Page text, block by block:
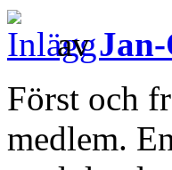
av
Först och
medlem.